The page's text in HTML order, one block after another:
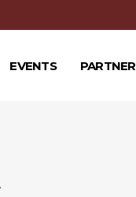
EVENTS PARTNER